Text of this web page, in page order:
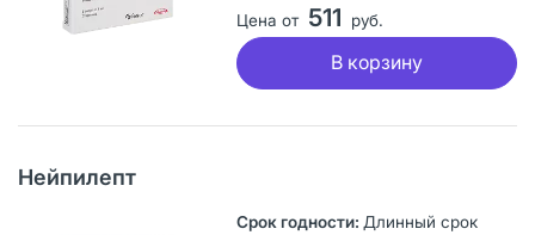
Цена от 511 руб.
В корзину
Нейпилепт
Длинный срок